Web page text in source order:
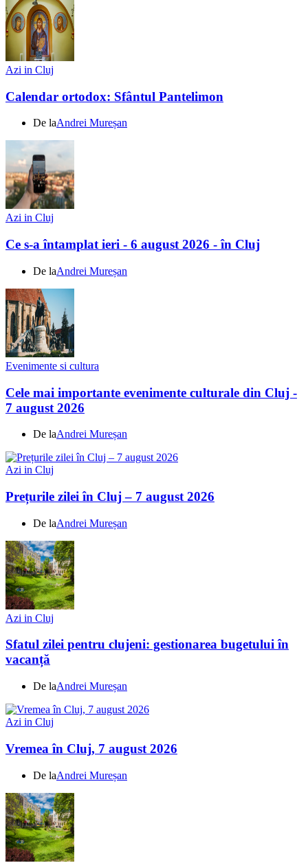
Azi in Cluj
Calendar ortodox: Sfântul Pantelimon
De laAndrei Mureșan
Azi in Cluj
Ce s-a întamplat ieri - 6 august 2026 - în Cluj
De laAndrei Mureșan
Evenimente si cultura
Cele mai importante evenimente culturale din Cluj -
7 august 2026
De laAndrei Mureșan
Azi in Cluj
Prețurile zilei în Cluj – 7 august 2026
De laAndrei Mureșan
Azi in Cluj
Sfatul zilei pentru clujeni: gestionarea bugetului în
vacanță
De laAndrei Mureșan
Azi in Cluj
Vremea în Cluj, 7 august 2026
De laAndrei Mureșan